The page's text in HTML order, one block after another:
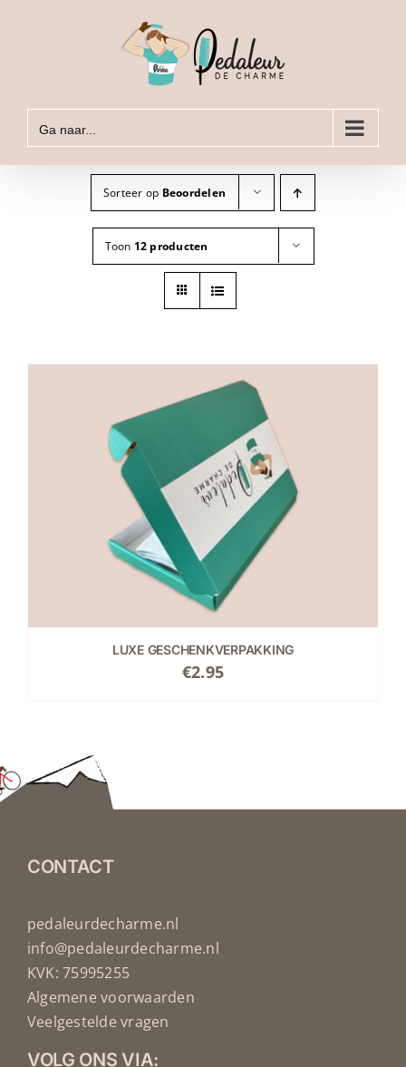
Ga naar...
Sorteer op Beoordelen
Toon 12 producten
LUXE GESCHENKVERPAKKING
€2.95
CONTACT
pedaleurdecharme.nl
info@pedaleurdecharme.nl
KVK: 75995255
Algemene voorwaarden
Veelgestelde vragen
VOLG ONS VIA: